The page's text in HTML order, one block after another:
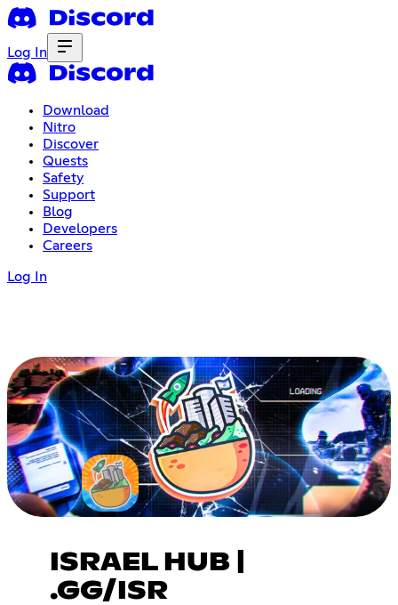
Log In
Download
Nitro
Discover
Quests
Safety
Support
Blog
Developers
Careers
Log In
ISRAEL HUB |
.GG/ISR